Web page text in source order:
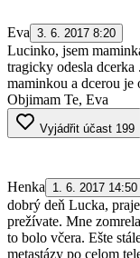
Eva 3. 6. 2017 8:20
Lucinko, jsem
tragicky odesla
maminkou a dcerou je
Objimam Te, Eva
Vyjádřit účast 199
Henka 1. 6. 2017 14:50
dobrý deň Lucka,
prežívate. Mne
to bolo včera. Ešte
metastázy po celom